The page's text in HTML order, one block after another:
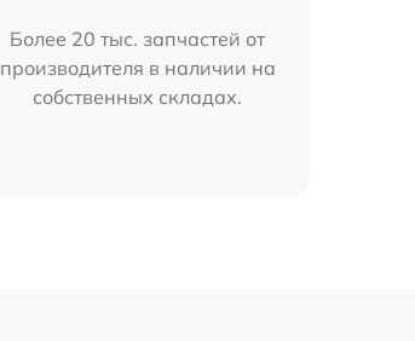
Более 20 тыс. запчастей от
производителя в наличии на
собственных складах.